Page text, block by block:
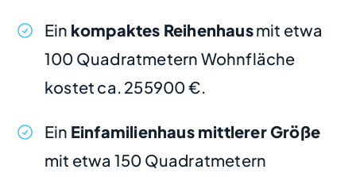
Ein kompaktes Reihenhausmit etwa
100 Quadratmetern Wohnfläche
kostet ca. 255900 €.
Ein Einfamilienhaus mittlerer Größe
mit etwa 150 Quadratmetern